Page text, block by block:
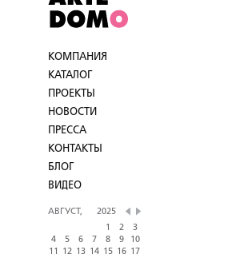
КОМПАНИЯ
КАТАЛОГ
ПРОЕКТЫ
НОВОСТИ
ПРЕССА
КОНТАКТЫ
БЛОГ
ВИДЕО
АВГУСТ,
2025
1
2
3
4
5 6 7 8 9
10
11
12 13 14 15 16
17